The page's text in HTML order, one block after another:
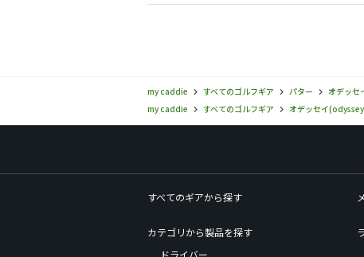
my caddie すべてのゴルフギア パター オデッセ
my caddie
すべてのゴルフギア オデッセイ
すべてのギアから探す
カテゴリから製品を探す
ドライバー